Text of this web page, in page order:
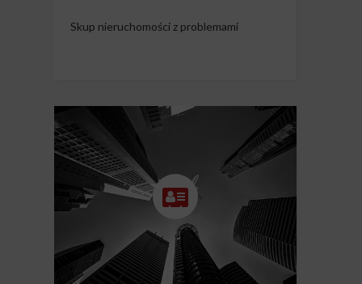
Skup nieruchomości z problemami